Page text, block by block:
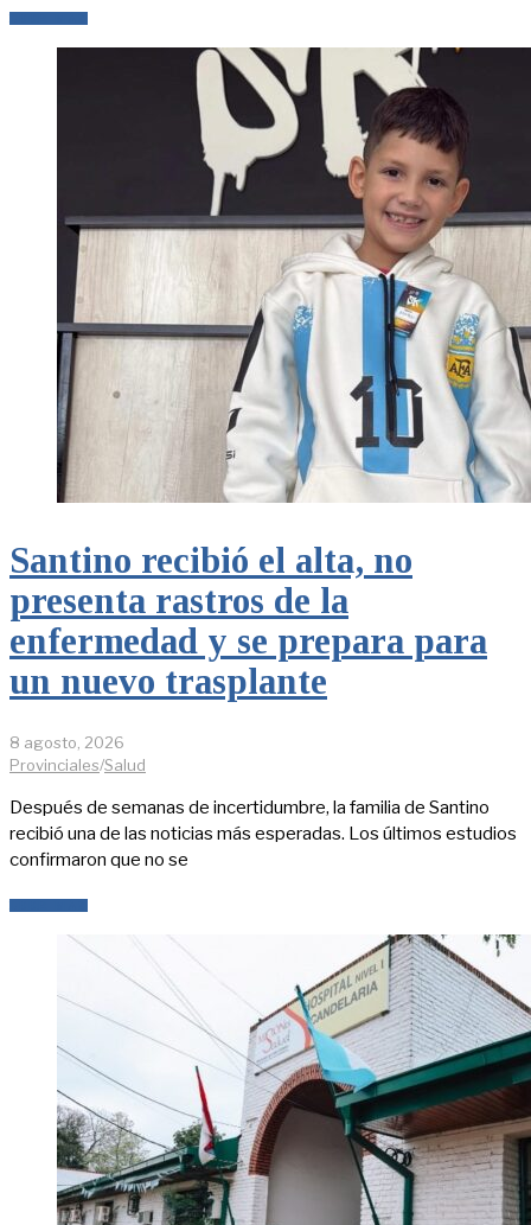
Santino recibió el alta, no
presenta rastros de la
enfermedad y se prepara para
un nuevo trasplante
8 agosto, 2026
Provinciales/Salud
Después de semanas de incertidumbre, la familia de Santino
recibió una de las noticias más esperadas. Los últimos estudios
confirmaron que no se